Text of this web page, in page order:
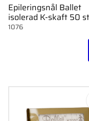
Epileringsnål Ballet
isolerad K-skaft 50 st
1076